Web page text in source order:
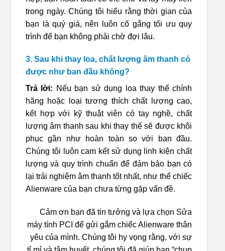
trong ngày. Chúng tôi hiểu rằng thời gian của
bạn là quý giá, nên luôn cố gắng tối ưu quy
trình để bạn không phải chờ đợi lâu.
3. Sau khi thay loa, chất lượng âm thanh có
được như ban đầu không?
Trả lời: Nếu bạn sử dụng loa thay thế chính
hãng hoặc loại tương thích chất lượng cao,
kết hợp với kỹ thuật viên có tay nghề, chất
lượng âm thanh sau khi thay thế sẽ được khôi
phục gần như hoàn toàn so với ban đầu.
Chúng tôi luôn cam kết sử dụng linh kiện chất
lượng và quy trình chuẩn để đảm bảo bạn có
lại trải nghiệm âm thanh tốt nhất, như thể chiếc
Alienware của bạn chưa từng gặp vấn đề.
Cảm ơn bạn đã tin tưởng và lựa chọn Sửa
máy tính PCI để gửi gắm chiếc Alienware thân
yêu của mình. Chúng tôi hy vọng rằng, với sự